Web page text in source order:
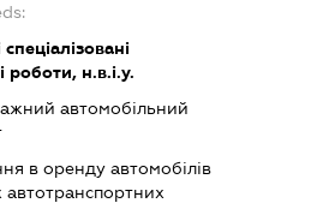
спеціалізовані
роботи, н.в.і.у.
автомобільний
в оренду автомобілів
автотранспортних